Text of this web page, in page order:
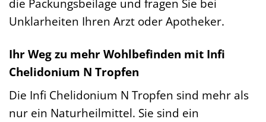
Unklarheiten Ihren Arzt oder Apotheker.
Ihr Weg zu mehr Wohlbefinden mit Infi
Chelidonium N Tropfen
Die Infi Chelidonium N Tropfen sind mehr als
nur ein Naturheilmittel. Sie sind ein